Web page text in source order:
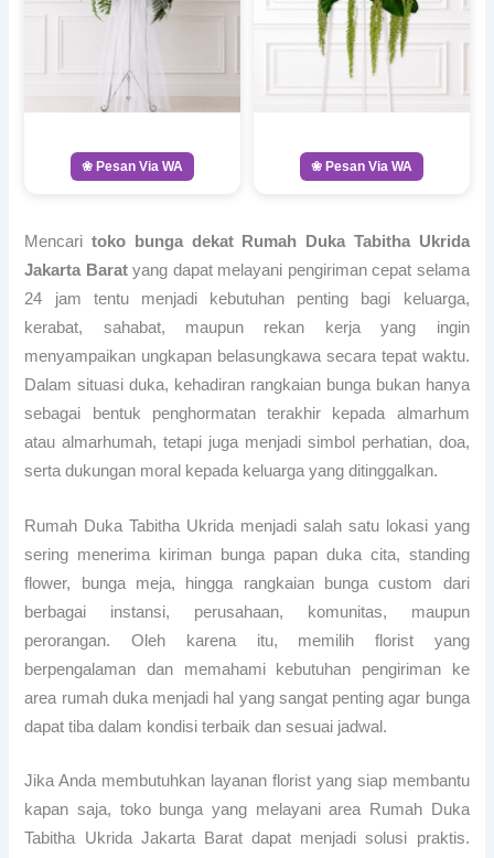
❀ Pesan Via WA ❀ Pesan Via WA
Mencaritoko bunga dekat Rumah Duka Tabitha Ukrida
Jakarta Baratyang dapat melayani pengiriman cepat selama
24 jam tentu menjadi kebutuhan penting bagi keluarga,
kerabat, sahabat, maupun rekan kerja yang ingin
menyampaikan ungkapan belasungkawa secara tepat waktu.
Dalam situasi duka, kehadiran rangkaian bunga bukan hanya
sebagai bentuk penghormatan terakhir kepada almarhum
atau almarhumah, tetapi juga menjadi simbol perhatian, doa,
serta dukungan moral kepada keluarga yang ditinggalkan.
Rumah Duka Tabitha Ukrida menjadi salah satu lokasi yang
sering menerima kiriman bunga papan duka cita, standing
flower, bunga meja, hingga rangkaian bunga custom dari
berbagai instansi, perusahaan, komunitas, maupun
perorangan. Oleh karena itu, memilih florist yang
berpengalaman dan memahami kebutuhan pengiriman ke
area rumah duka menjadi hal yang sangat penting agar bunga
dapat tiba dalam kondisi terbaik dan sesuai jadwal.
Jika Anda membutuhkan layanan florist yang siap membantu
kapan saja, toko bunga yang melayani area Rumah Duka
Tabitha Ukrida Jakarta Barat dapat menjadi solusi praktis.